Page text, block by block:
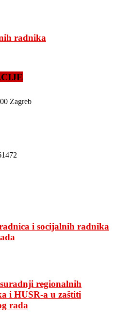
radnika
Zagreb
i socijalnih radnika
regionalnih
i HUSR-a u zaštiti
rada